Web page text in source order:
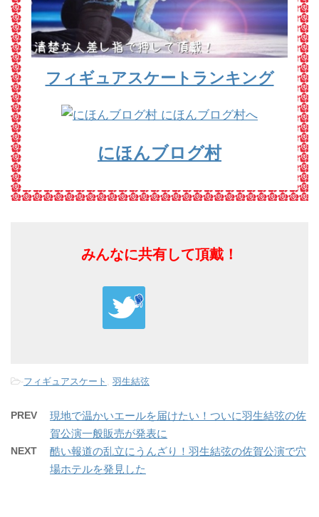
フィギュアスケートランキング
にほんブログ村
みんなに共有して頂戴！
-フィギュアスケート 羽生結弦
PREV
現地で温かいエールを届けたい！ついに羽生結弦の佐
賀公演一般販売が発表に
NEXT
酷い報道の乱立にうんざり！羽生結弦の佐賀公演で穴
場ホテルを発見した